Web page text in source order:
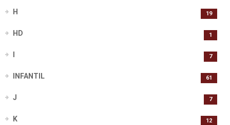
H 19
HD 1
7
INFANTIL 61
J 7
K 12